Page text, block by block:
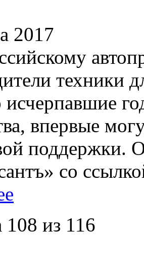
2017
техники
исчерпавшие
впервые
поддержки.
со
108 из 116